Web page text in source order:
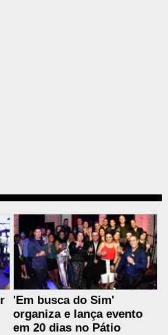
'Em busca do Sim'
organiza e lança evento
em 20 dias no Pátio